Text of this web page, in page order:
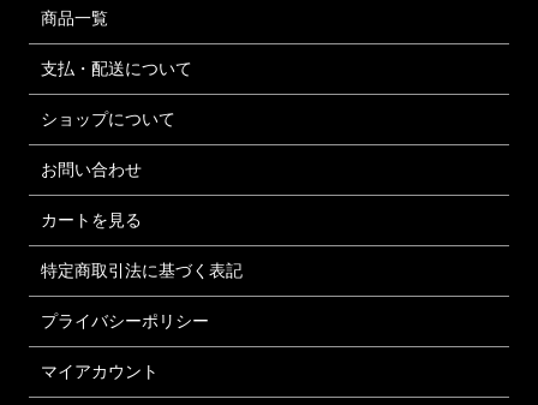
商品一覧
支払・配送について
ショップについて
お問い合わせ
カートを見る
特定商取引法に基づく表記
プライバシーポリシー
マイアカウント